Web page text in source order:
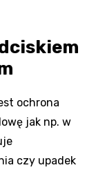
ochrona
jak np. w
czy upadek